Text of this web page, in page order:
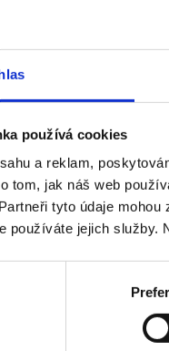
používá cookies
a reklam,
tom, jak náš web
tyto údaje
používáte jejich služby.